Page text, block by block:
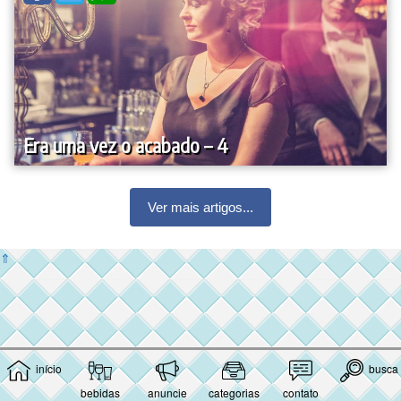
início
bebidas
anuncie categorias contato
busca
Era uma vez o acabado – 4
Ver mais artigos...
⇑